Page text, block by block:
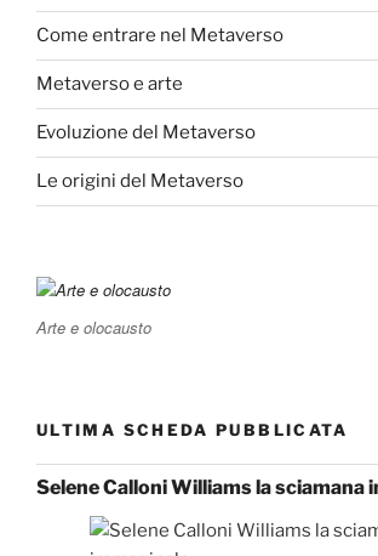
Come entrare nel Metaverso
Metaverso e arte
Evoluzione del Metaverso
Le origini del Metaverso
Arte e olocausto
ULTIMA SCHEDA PUBBLICATA
Selene Calloni Williams la sciamana